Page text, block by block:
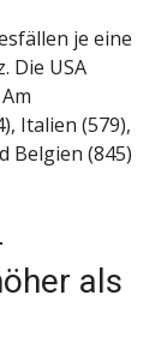
je eine
Die USA
Italien (579),
Belgien (845)
als